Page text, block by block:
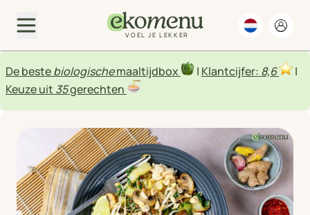
VOEL JE LEKKER
De bestebiologischemaaltijdbox | Klantcijfer: 8,6
|
Keuze uit 35gerechten